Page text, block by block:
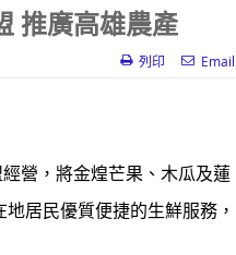
大登場 新北形象館
施公共動土創造千
陳其邁、運動部長
中小學書法比賽 圓滿
推廣高雄農產
列印 Email
營，將金煌芒果、木瓜及蓮
居民優質便捷的生鮮服務，